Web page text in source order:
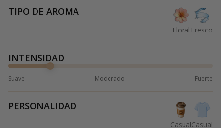
TIPO DE AROMA
Floral Fresco
INTENSIDAD
Suave Moderado Fuerte
PERSONALIDAD
CasualCasual